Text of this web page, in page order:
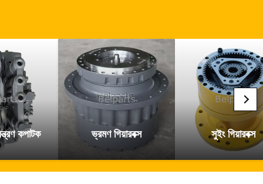
কপাটক ভ্রমণ গিয়ারবক্স সুইং গিয়ারবক্স